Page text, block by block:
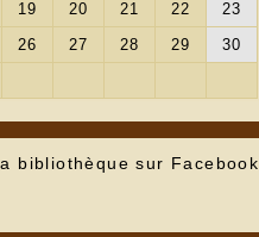
bibliothèque sur Facebook